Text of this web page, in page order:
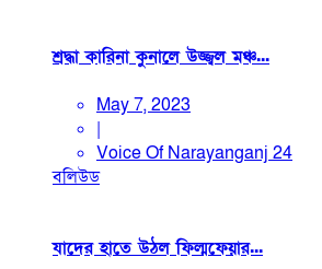
শ্রদ্ধা কারিনা কুনালে উজ্জ্বল মঞ্চ...
May 7, 2023
|
Voice Of Narayanganj 24
বলিউড
যাদের হাতে উঠল ফিল্মফেয়ার...